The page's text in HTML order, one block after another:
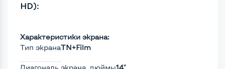
HD):
Характеристики экрана:
Тип экранаTN+Film
Диагональ экрана, дюймы14"